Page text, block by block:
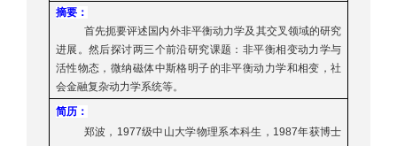
摘要：
首先扼要评述国内外非平衡动力学及其交叉领域的研究
进展。然后探讨两三个前沿研究课题：非平衡相变动力学与
活性物态，微纳磁体中斯格明子的非平衡动力学和相变，社
会金融复杂动力学系统等。
简历：
郑波， 1977级中山大学物理系本科生， 1987年获博士